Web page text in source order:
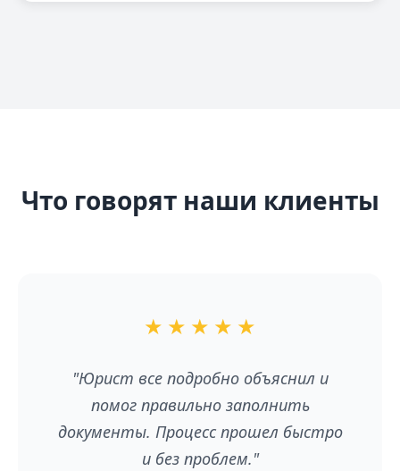
Что говорят наши клиенты
★ ★ ★ ★ ★
"Юрист все подробно объяснил и
помог правильно заполнить
документы. Процесс прошел быстро
и без проблем."